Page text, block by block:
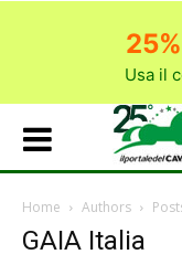
25%
Usa il
Home Authors
GAIA Italia